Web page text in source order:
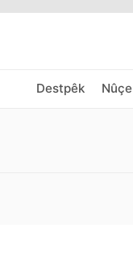
Destpêk Nûçe